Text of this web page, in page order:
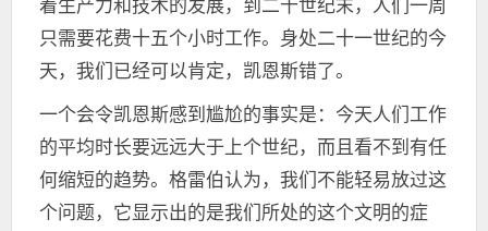
只需要花费十五个小时工作。身处二十一世纪的今
天，我们已经可以肯定，凯恩斯错了。
一个会令凯恩斯感到尴尬的事实是：今天人们工作
的平均时长要远远大于上个世纪，而且看不到有任
何缩短的趋势。格雷伯认为，我们不能轻易放过这
个问题，它显示出的是我们所处的这个文明的症